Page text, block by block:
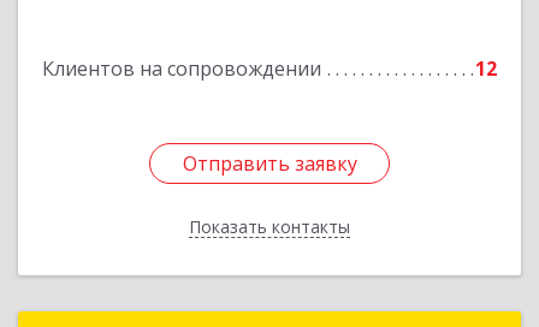
Клиентов на сопровождении 12
Отправить заявку
Показать контакты
Отправить заявку
Назад